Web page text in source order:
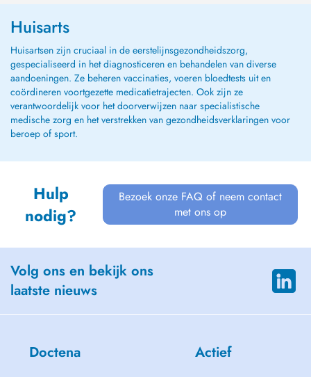
Huisarts
Huisartsen zijn cruciaal in de eerstelijnsgezondheidszorg,
gespecialiseerd in het diagnosticeren en behandelen van diverse
aandoeningen. Ze beheren vaccinaties, voeren bloedtests uit en
coördineren voortgezette medicatietrajecten. Ook zijn ze
verantwoordelijk voor het doorverwijzen naar specialistische
medische zorg en het verstrekken van gezondheidsverklaringen voor
beroep of sport.
Hulp
nodig?
Bezoek onze FAQ of neem contact
met ons op
Volg ons en bekijk ons
laatste nieuws
Doctena Actief